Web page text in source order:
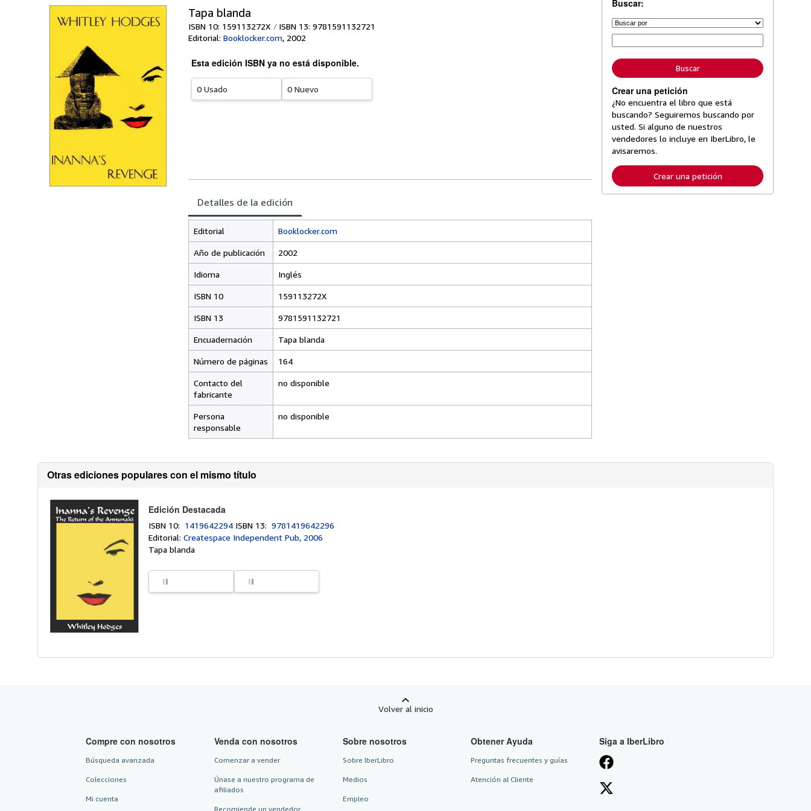
Tapa blanda
ISBN 10: 159113272X ISBN 13: 9781591132721
Editorial: Booklocker.com, 2002
Esta edición ISBN ya no está disponible.
0 Usado 0 Nuevo
Detalles de la edición
Editorial Booklocker.com
Año de publicación 2002
Idioma Inglés
ISBN 10 159113272X
ISBN 13 9781591132721
Encuadernación Tapa blanda
Número de páginas 164
Contacto del
fabricante
no disponible
Persona
responsable
no disponible
Buscar:
Buscar
Crear una petición
¿No encuentra el libro que está
buscando? Seguiremos buscando por
usted. Si alguno de nuestros
vendedores lo incluye en IberLibro, le
avisaremos.
Crear una petición
Otras ediciones populares con el mismo título
Edición Destacada
ISBN 10: 1419642294 ISBN 13:9781419642296
Editorial:Createspace Independent Pub, 2006
Tapa blanda
Volver al inicio
Compre con nosotros
Búsqueda avanzada
Colecciones
Mi cuenta
Venda con nosotros
Comenzar a vender
Únase a nuestro programa de
afiliados
Recomiende un vendedor
Sobre nosotros
Sobre IberLibro
Medios
Empleo
Obtener Ayuda
Preguntas frecuentes y guías
Atención al Cliente
Siga a IberLibro